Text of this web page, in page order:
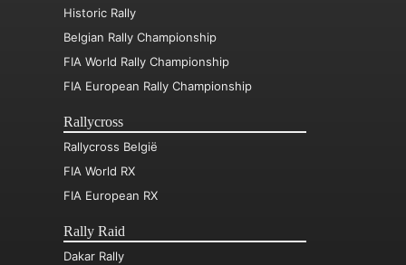
Historic Rally
Belgian Rally Championship
FIA World Rally Championship
FIA European Rally Championship
Rallycross
Rallycross België
FIA World RX
FIA European RX
Rally Raid
Dakar Rally